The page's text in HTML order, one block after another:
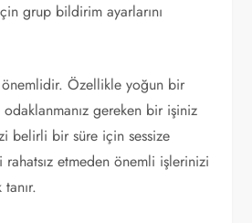
grup bildirim ayarlarını
önemlidir. Özellikle yoğun bir
gereken bir işiniz
belirli bir süre için sessize
etmeden önemli işlerinizi